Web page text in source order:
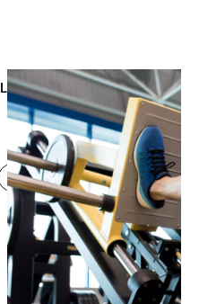
Leg Day: como estruturar
um treino eficiente para
força e hipertrofia
Continue lendo